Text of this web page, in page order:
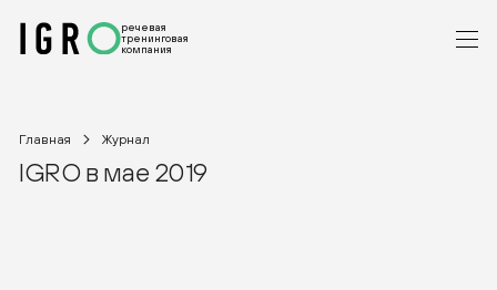
речевая
тренинговая
компания
Главная Журнал
IGRO в мае 2019